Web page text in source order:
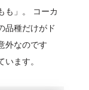
も」。 コーカ
品種だけがド
外なのです
ます。